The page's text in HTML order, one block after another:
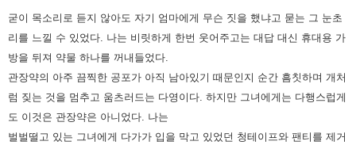
굳이 목소리로 듣지 않아도 자기 엄마에게 무슨 짓을 했냐고 묻는 그 눈초
리를 느낄 수 있었다. 나는 비릿하게 한번 웃어주고는 대답 대신 휴대용 가
방을 뒤져 약물 하나를 꺼내들었다.
관장약의 아주 끔찍한 공포가 아직 남아있기 때문인지 순간 흠칫하며 개처
럼 짖는 것을 멈추고 움츠러드는 다영이다. 하지만 그녀에게는 다행스럽게
도 이것은 관장약은 아니었다. 나는
벌벌떨고 있는 그녀에게 다가가 입을 막고 있었던 청테이프와 팬티를 제거